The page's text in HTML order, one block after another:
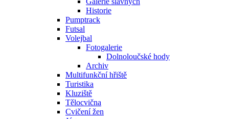
Historie
Pumptrack
Futsal
Volejbal
Fotogalerie
Dolnoloučské hody
Archiv
Multifunkční hřiště
Turistika
Kluziště
Tělocvična
Cvičení žen